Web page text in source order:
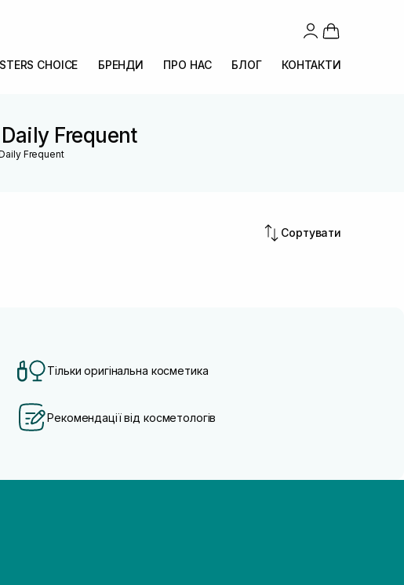
CHOICE БРЕНДИ ПРО НАС БЛОГ КОНТАКТИ
Daily Frequent
Daily Frequent
Сортувати
Тільки оригінальна косметика
Рекомендації від косметологів